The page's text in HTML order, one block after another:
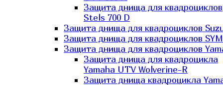
Защита днища для квадроциклов
Stels 700 D
Защита днища для квадроциклов
Защита днища для квадроциклов SYM
Защита днища для квадроциклов
Защита днища для квадроцикла
Yamaha UTV Wolverine-R
Защита днища квадроцикла